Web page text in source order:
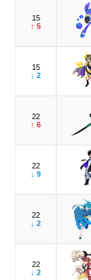
15
↑ 5
15
↓ 2
22
↑ 6
22
↓ 9
22
↓ 2
22
↓ 2